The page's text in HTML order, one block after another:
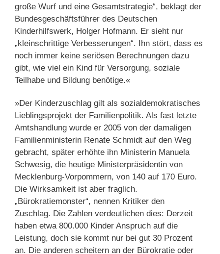
große Wurf und eine Gesamtstrategie“, beklagt der
Bundesgeschäftsführer des Deutschen
Kinderhilfswerk, Holger Hofmann. Er sieht nur
„kleinschrittige Verbesserungen“. Ihn stört, dass es
noch immer keine seriösen Berechnungen dazu
gibt, wie viel ein Kind für Versorgung, soziale
Teilhabe und Bildung benötige.«
»Der Kinderzuschlag gilt als sozialdemokratisches
Lieblingsprojekt der Familienpolitik. Als fast letzte
Amtshandlung wurde er 2005 von der damaligen
Familienministerin Renate Schmidt auf den Weg
gebracht, später erhöhte ihn Ministerin Manuela
Schwesig, die heutige Ministerpräsidentin von
Mecklenburg-Vorpommern, von 140 auf 170 Euro.
Die Wirksamkeit ist aber fraglich.
„Bürokratiemonster“, nennen Kritiker den
Zuschlag. Die Zahlen verdeutlichen dies: Derzeit
haben etwa 800.000 Kinder Anspruch auf die
Leistung, doch sie kommt nur bei gut 30 Prozent
an. Die anderen scheitern an der Bürokratie oder